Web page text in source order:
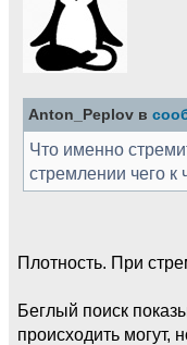
Anton_Peplov в
Что именно
стремлении чего к
Плотность. При
Беглый поиск
происходить могут,